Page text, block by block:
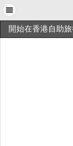
開始在香港自助